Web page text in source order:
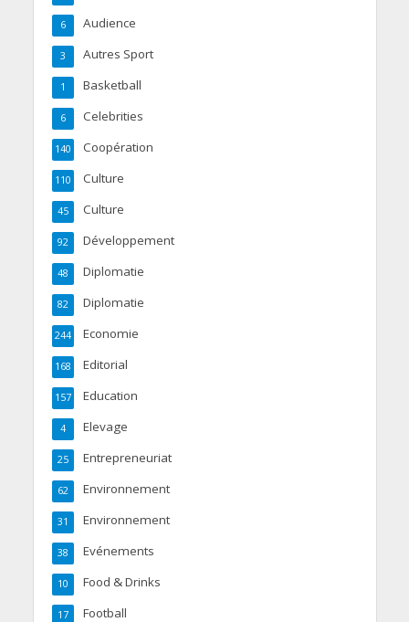
Audience
6
Autres Sport
3
Basketball
1
Celebrities
6
Coopération
140
Culture
110
Culture
45
Développement
92
Diplomatie
48
Diplomatie
82
Economie
244
Editorial
168
Education
157
Elevage
4
Entrepreneuriat
25
Environnement
62
Environnement
31
Evénements
38
Food & Drinks
10
Football
17